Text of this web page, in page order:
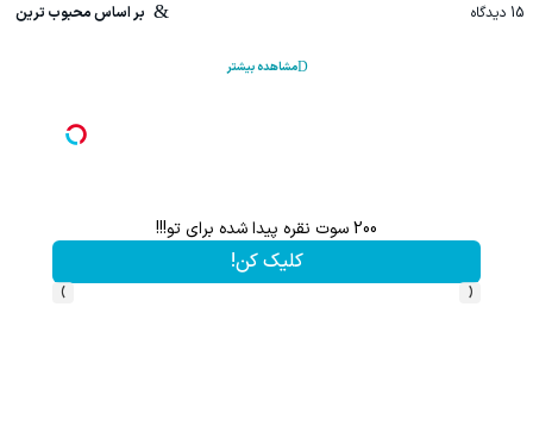
15 دیدگاه بر اساس محبوب ترین
مشاهده بیشتر
200 سوت نقره پیدا شده برای تو!!!
کلیک کن!
‹
›